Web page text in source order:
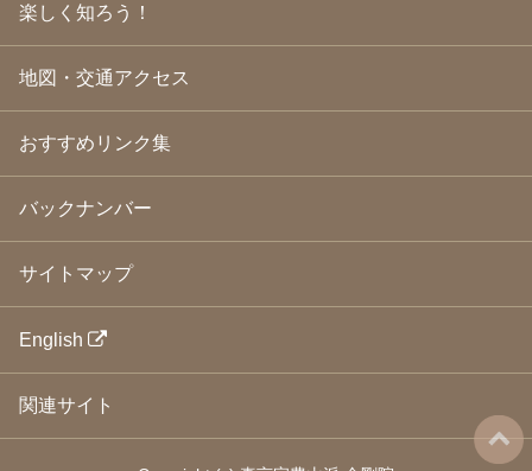
2009年1月(25)
2008年10月
(31)
2008年9月(24)
2008年8月(24)
2008年5月(21)
(24)
2008年2月 (21)
2008年1月(23)
2007年12月
2007年9月
2007年8月(26)
楽しく知ろう！
地図・交通アクセス
おすすめリンク集
バックナンバー
サイトマップ
English
関連サイト